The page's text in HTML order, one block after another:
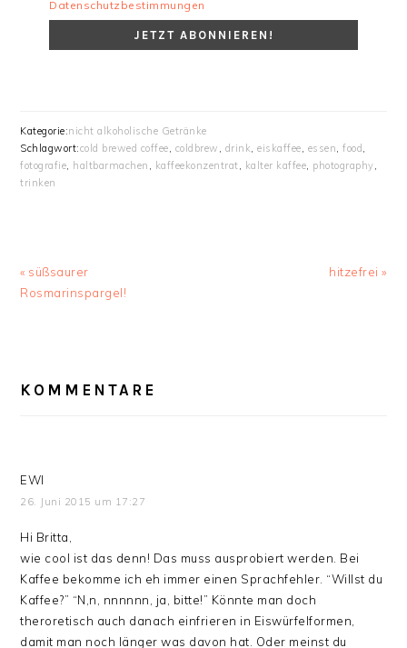
Datenschutzbestimmungen
Kategorie:nicht alkoholische Getränke
Schlagwort:cold brewed coffee, coldbrew , drink,eiskaffee, essen,food ,
fotografie, haltbarmachen , kaffeekonzentrat, kalter kaffee, photography,
trinken
Vorheriger
Beitrag:
« süßsaurer
Rosmarinspargel!
Nächster
hitzefrei »
INTERAKTIONEN
KOMMENTARE
EWI
26. Juni 2015 um 17:27
Hi Britta,
wie cool ist das denn! Das muss ausprobiert werden. Bei
Kaffee bekomme ich eh immer einen Sprachfehler. “Willst du
Kaffee?” “N,n, nnnnnn, ja, bitte!” Könnte man doch
theroretisch auch danach einfrieren in Eiswürfelformen,
damit man noch länger was davon hat. Oder meinst du